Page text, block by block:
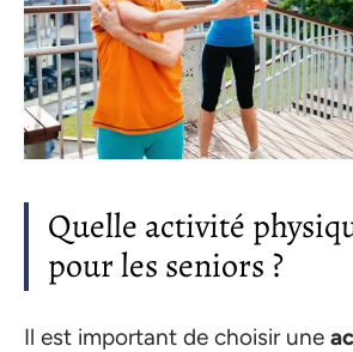
Quelle activité
pour les seniors ?
Il est important de choisir une